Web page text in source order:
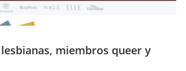
miembros queer y